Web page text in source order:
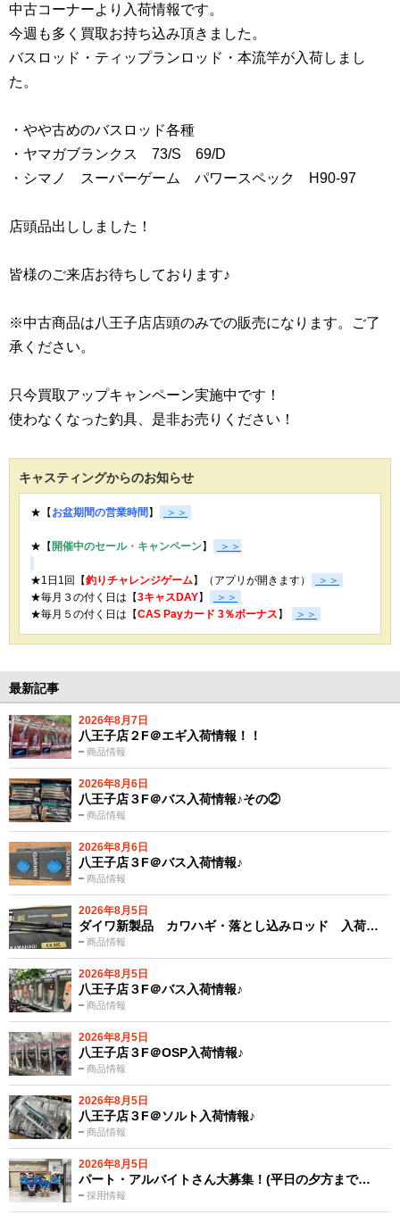
中古コーナーより入荷情報です。
今週も多く買取お持ち込み頂きました。
バスロッド・ティップランロッド・本流竿が入荷しまし
た。
・やや古めのバスロッド各種
・ヤマガブランクス 73/S 69/D
・シマノ スーパーゲーム パワースペック H90-97
店頭品出ししました！
皆様のご来店お待ちしております♪
※中古商品は八王子店店頭のみでの販売になります。ご了
承ください。
只今買取アップキャンペーン実施中です！
使わなくなった釣具、是非お売りください！
キャスティングからのお知らせ
★【お盆期間の営業時間】 ＞＞
★【開催中のセール・キャンペーン】 ＞＞
★1日1回【釣りチャレンジゲーム】（アプリが開きます）
＞＞
★毎月３の付く日は【3キャスDAY】
＞＞
★毎月５の付く日は【CAS Payカード 3％ボーナス】 ＞＞
最新記事
2026年8月7日
商品情報
八王子店２F＠エギ入荷情報！！
2026年8月6日
商品情報
八王子店３F＠バス入荷情報♪その②
2026年8月6日
商品情報
八王子店３F＠バス入荷情報♪
2026年8月5日
商品情報
ダイワ新製品 カワハギ・落とし込みロッド 入荷…
2026年8月5日
商品情報
八王子店３F＠バス入荷情報♪
2026年8月5日
商品情報
八王子店３F＠OSP入荷情報♪
2026年8月5日
商品情報
八王子店３F＠ソルト入荷情報♪
2026年8月5日
採用情報
パート・アルバイトさん大募集！(平日の夕方まで…